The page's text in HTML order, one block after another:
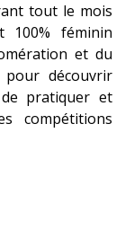
tout le mois
féminin
et du
pour découvrir
pratiquer et
compétitions